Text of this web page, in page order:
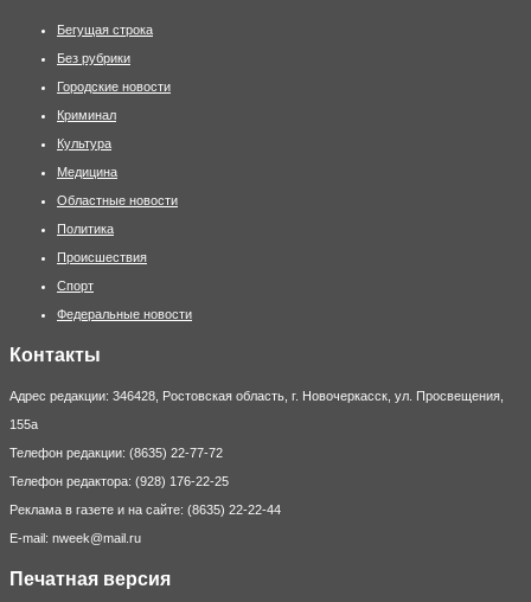
Бегущая строка
Без рубрики
Городские новости
Криминал
Культура
Медицина
Областные новости
Политика
Происшествия
Спорт
Федеральные новости
Контакты
Адрес редакции: 346428, Ростовская область, г. Новочеркасск, ул. Просвещения,
155а
Телефон редакции: (8635) 22-77-72
Телефон редактора: (928) 176-22-25
Реклама в газете и на сайте: (8635) 22-22-44
E-mail: nweek@mail.ru
Печатная версия